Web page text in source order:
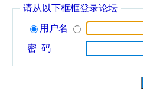
请从以下框框登录论坛
用户名
密 码